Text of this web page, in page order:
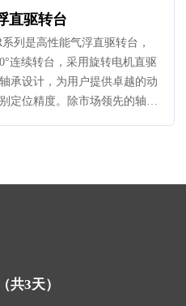
100mm×1000mm、
准行程，可以根据客户的应用
案。低侧面高度，较小阿贝误
和直线度小于±2um 、 动态性
速段位置误差小于±20nm、分
位精度±100nm至±150nm，定
直驱转台
系列是高性能气浮直驱转台，
连续转台，采用旋转电机直驱
承设计，为用户提供卓越的动
定位精度。除市场领先的轴
动小于300nm，可应用于:测
加工及观测油墨厚度测量、精
共3天）